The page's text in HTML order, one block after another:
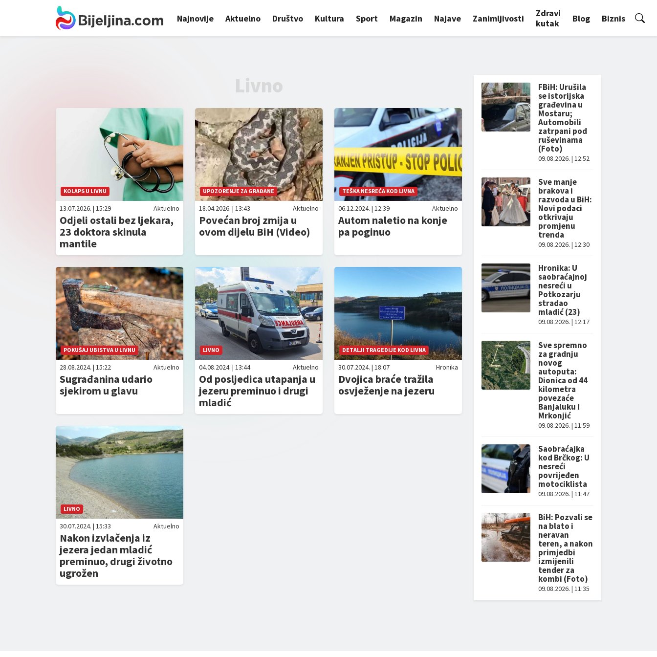
Najnovije Aktuelno Društvo Kultura Sport Magazin Najave Zanimljivosti
Zdravi
kutak
Blog Biznis
Livno
KOLAPS U LIVNU
13.07.2026. | 15:29 Aktuelno
Od‌jeli ostali bez ljekara,
23 doktora skinula
mantile
UPOZORENJE ZA GRAĐANE
18.04.2026. | 13:43 Aktuelno
Povećan broj zmija u
ovom dijelu BiH (Video)
TEŠKA NESREĆA KOD LIVNA
06.12.2024. | 12:39 Aktuelno
Autom naletio na konje
pa poginuo
POKUŠAJ UBISTVA U LIVNU
28.08.2024. | 15:22 Aktuelno
Sugrađanina udario
sjekirom u glavu
LIVNO
04.08.2024. | 13:44 Aktuelno
Od posljedica utapanja u
jezeru preminuo i drugi
mladić
DETALJI TRAGEDIJE KOD LIVNA
30.07.2024. | 18:07 Hronika
Dvojica braće tražila
osvježenje na jezeru
LIVNO
30.07.2024. | 15:33 Aktuelno
Nakon izvlačenja iz
jezera jedan mladić
preminuo, drugi životno
ugrožen
FBiH: Urušila
se istorijska
građevina u
Mostaru;
Automobili
zatrpani pod
ruševinama
(Foto)
09.08.2026. | 12:52
Sve manje
brakova i
razvoda u BiH:
Novi podaci
otkrivaju
promjenu
trenda
09.08.2026. | 12:30
Hronika: U
saobraćajnoj
nesreći u
Potkozarju
stradao
mladić (23)
09.08.2026. | 12:17
Sve spremno
za gradnju
novog
autoputa:
Dionica od 44
kilometra
povezaće
Banjaluku i
Mrkonjić
09.08.2026. | 11:59
Saobraćajka
kod Brčkog: U
nesreći
povrijeđen
motociklista
09.08.2026. | 11:47
BiH: Pozvali se
na blato i
neravan
teren, a nakon
primjedbi
izmijenili
tender za
kombi (Foto)
09.08.2026. | 11:35